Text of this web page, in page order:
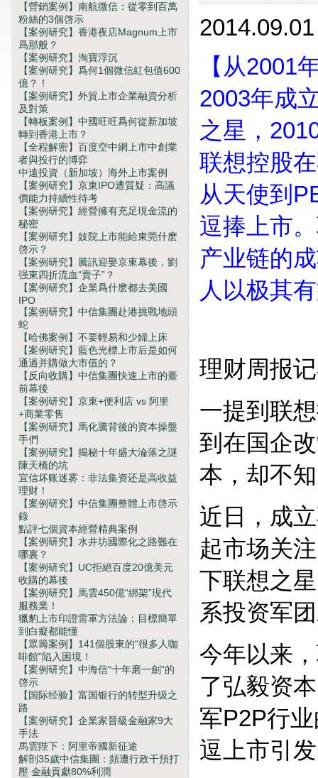
【營銷案例】南航微信：從零到百萬
粉絲的3個啓示
【案例研究】香港夜店Magnum上市
爲那般？
【案例研究】淘寶浮沉
【案例研究】爲何1個微信紅包值600
億？！
【案例研究】外貿上市企業融資分析
及對策
【轉板案例】中國旺旺爲何從新加坡
轉到香港上市？
【全程解密】百度空中網上市中創業
者與投行的博弈
中遠投資（新加坡）海外上市案例
【案例研究】京東IPO遭質疑：高議
價能力持續性待考
【案例研究】經營擁有充足現金流的
秘密
【案例研究】妓院上市能給東莞什麽
啓示？
【案例研究】騰訊迎娶京東幕後，劉
强東四折流血“賣子”？
【案例研究】企業爲什麽都去美國
IPO
【案例研究】中信集團赴港挑戰地頭
蛇
【哈佛案例】不要輕易和少婦上床
【案例研究】藍色光標上市后是如何
通過并購做大市值的？
【反向收購】中信集團快速上市的臺
前幕後
【案例研究】京東+便利店 vs 阿里
+商業零售
【案例研究】馬化騰背後的資本操盤
手們
【案例研究】揭秘十年盛大淪落之謎
陳天橋的坑
宜信坏账迷雾：非法集资还是高收益
理财！
【案例研究】中信集團整體上市啓示
錄
點評七個資本經營精典案例
【案例研究】水井坊國際化之路難在
哪裏？
【案例研究】UC拒絕百度20億美元
收購的幕後
【案例研究】馬雲450億“綁架”現代
服務業！
獵豹上市印證雷軍方法論：目標簡單
到白癡都能懂
【眾籌案例】141個股東的“很多人咖
啡館”陷入困境！
【案例研究】中海信“十年磨一劍”的
啓示
【国际经验】富国银行的转型升级之
路
【案例研究】企業家晉級金融家9大
手法
馬雲陛下：阿里帝國新征途
解剖35歲中信集團：頻遭行政干預打
壓 金融貢獻80%利潤
2014.09.01
【从2001
2003年成
之星，
联想控股
从天使到
逗捧上市
产业链的
人以极其
理财周报
一提到联
到在国企
本，却不
近日，成
起市场关
下联想之
系投资军
今年以来
了弘毅资
军P2P行
逗上市引